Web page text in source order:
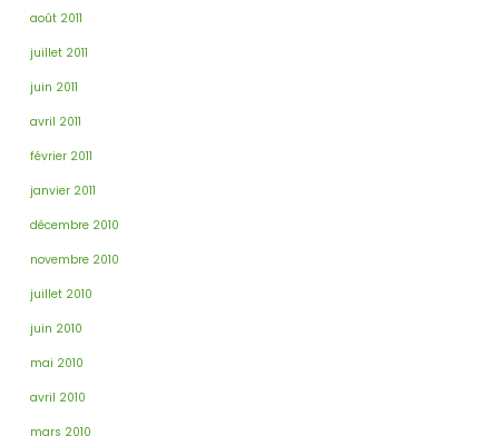
août 2011
juillet 2011
juin 2011
avril 2011
février 2011
janvier 2011
décembre 2010
novembre 2010
juillet 2010
juin 2010
mai 2010
avril 2010
mars 2010